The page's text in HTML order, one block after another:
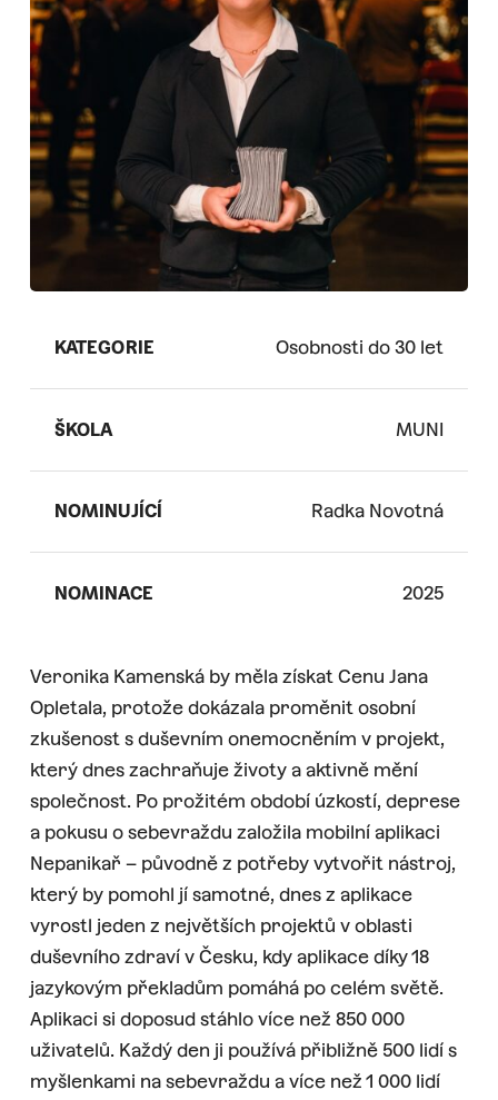
KATEGORIE Osobnosti do 30 let
ŠKOLA MUNI
NOMINUJÍCÍ Radka Novotná
NOMINACE 2025
Veronika Kamenská by měla získat Cenu Jana
Opletala, protože dokázala proměnit osobní
zkušenost s duševním onemocněním v projekt,
který dnes zachraňuje životy a aktivně mění
společnost. Po prožitém období úzkostí, deprese
a pokusu o sebevraždu založila mobilní aplikaci
Nepanikař – původně z potřeby vytvořit nástroj,
který by pomohl jí samotné, dnes z aplikace
vyrostl jeden z největších projektů v oblasti
duševního zdraví v Česku, kdy aplikace díky 18
jazykovým překladům pomáhá po celém světě.
Aplikaci si doposud stáhlo více než 850 000
uživatelů. Každý den ji používá přibližně 500 lidí s
myšlenkami na sebevraždu a více než 1 000 lidí